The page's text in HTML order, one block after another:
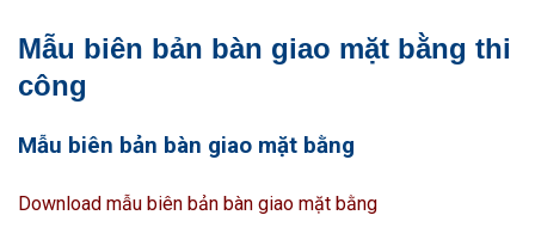
Mẫu biên bản bàn giao mặt bằng thi
công
Mẫu biên bản bàn giao mặt bằng
Download mẫu biên bản bàn giao mặt bằng